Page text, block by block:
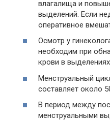
влагалища и
выделений. Если
оперативное
Осмотр у
необходим при
крови в
Менструальный
составляет около
В период между
менструальными